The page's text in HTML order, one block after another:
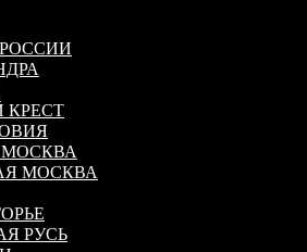
КРЕСТ
МОСКВА
МОСКВА
РУСЬ